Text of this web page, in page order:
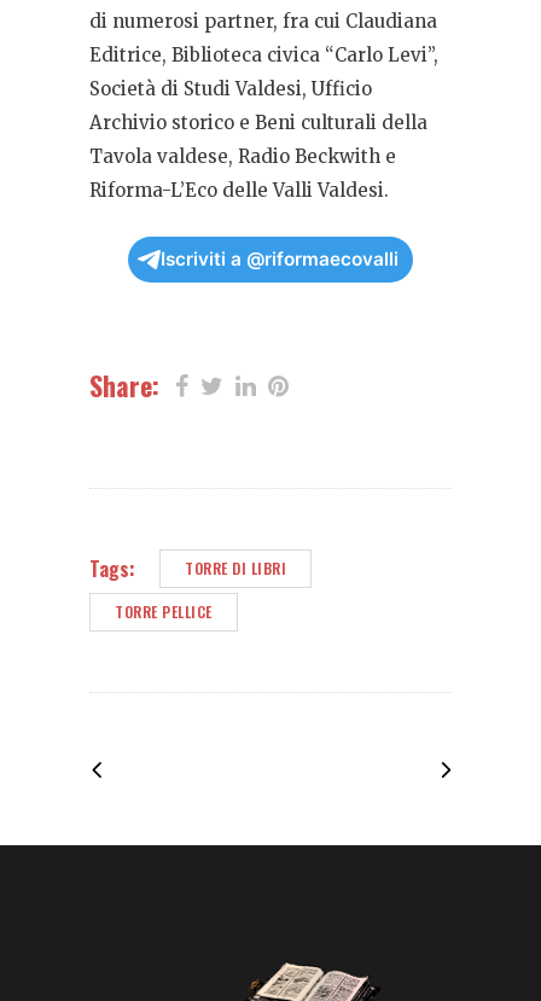
di numerosi partner, fra cui Claudiana
Editrice, Biblioteca civica “Carlo Levi”,
Società di Studi Valdesi, Ufficio
Archivio storico e Beni culturali della
Tavola valdese, Radio Beckwith e
Riforma-L’Eco delle Valli Valdesi.
Iscriviti a @riformaecovalli
Share:
Tags: TORRE DI LIBRI
TORRE PELLICE